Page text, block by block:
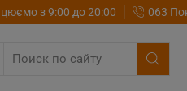
з 9:00 до 20:00 063